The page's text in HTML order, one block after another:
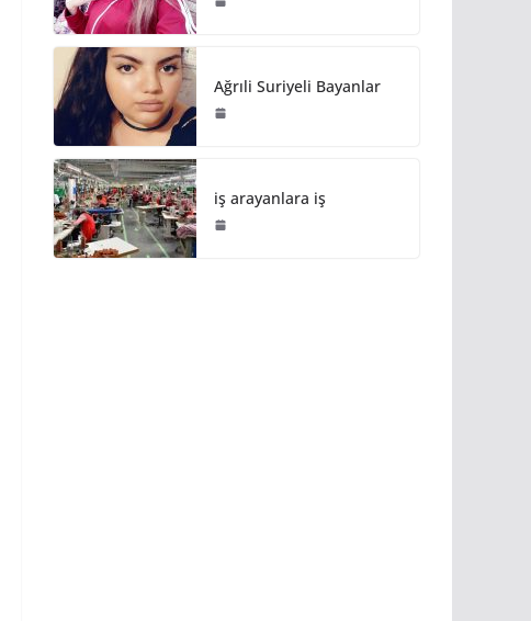
Ağrıli Suriyeli Bayanlar
iş arayanlara iş